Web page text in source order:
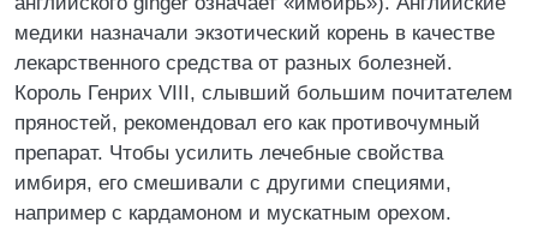
медики назначали экзотический корень в качестве
лекарственного средства от разных болезней.
Король Генрих VIII, слывший большим почитателем
пряностей, рекомендовал его как противочумный
препарат. Чтобы усилить лечебные свойства
имбиря, его смешивали с другими специями,
например с кардамоном и мускатным орехом.